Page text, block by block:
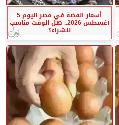
أسعار الفضة في مصر اليوم 5
أغسطس 2026.. هل الوقت مناسب
للشراء؟